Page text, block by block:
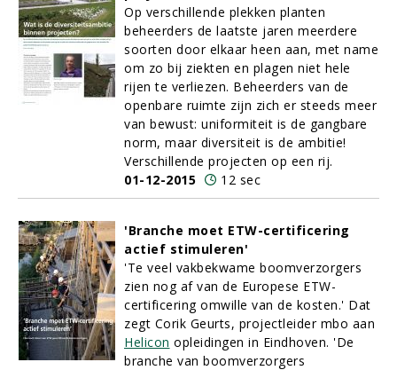
Op verschillende plekken planten
beheerders de laatste jaren meerdere
soorten door elkaar heen aan, met name
om zo bij ziekten en plagen niet hele
rijen te verliezen. Beheerders van de
openbare ruimte zijn zich er steeds meer
van bewust: uniformiteit is de gangbare
norm, maar diversiteit is de ambitie!
Verschillende projecten op een rij.
01-12-2015
12 sec
'Branche moet ETW-certificering
actief stimuleren'
'Te veel vakbekwame boomverzorgers
zien nog af van de Europese ETW-
certificering omwille van de kosten.' Dat
zegt Corik Geurts, projectleider mbo aan
Helicon opleidingen in Eindhoven. 'De
branche van boomverzorgers